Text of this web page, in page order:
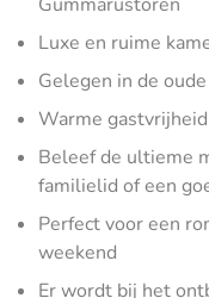
Luxe en ruime
Gelegen in de
Warme
Beleef de ultieme
familielid of een
Perfect voor een
weekend
Er wordt bij het